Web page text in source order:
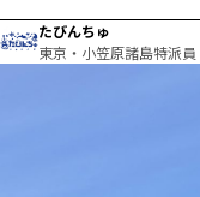
たびんちゅ
東京・小笠原諸島特派員